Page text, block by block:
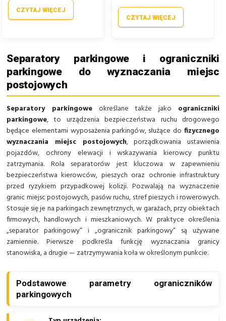
CZYTAJ WIĘCEJ
CZYTAJ WIĘCEJ
Separatory parkingowe i ograniczniki
parkingowe do wyznaczania miejsc
postojowych
Separatory parkingoweokreślane także jako ograniczniki
parkingowe, to urządzenia bezpieczeństwa ruchu drogowego
będące elementami wyposażenia parkingów, służące do fizycznego
wyznaczania miejsc postojowych, porządkowania ustawienia
pojazdów, ochrony elewacji i wskazywania kierowcy punktu
zatrzymania. Rola separatorów jest kluczowa w zapewnieniu
bezpieczeństwa kierowców, pieszych oraz ochronie infrastruktury
przed ryzykiem przypadkowej kolizji. Pozwalają na wyznaczenie
granic miejsc postojowych, pasów ruchu, stref pieszych i rowerowych.
Stosuje się je na parkingach zewnętrznych, w garażach, przy obiektach
firmowych, handlowych i mieszkaniowych. W praktyce określenia
„separator parkingowy” i „ogranicznik parkingowy” są używane
zamiennie. Pierwsze podkreśla funkcję wyznaczania granicy
stanowiska, a drugie — zatrzymywania koła w określonym punkcie.
Podstawowe parametry ograniczników
parkingowych